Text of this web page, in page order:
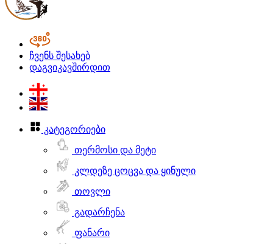
ჩვენს შესახებ
დაგვიკავშირდით
კატეგორიები
თერმოსი და მეტი
კლდეზე ცოცვა და ყინული
თოვლი
გადარჩენა
ფანარი